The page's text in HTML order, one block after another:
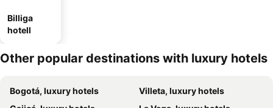
Billiga
hotell
Other popular destinations with luxury hotels
Bogotá, luxury hotels
Villeta, luxury hotels